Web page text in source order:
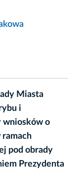
Miasta
i
wniosków o
ramach
pod obrady
Prezydenta